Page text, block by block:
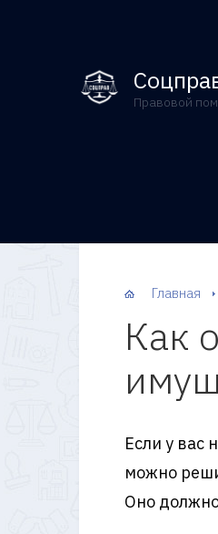
Правовой
Главная
Как
Если у вас
можно
Оно